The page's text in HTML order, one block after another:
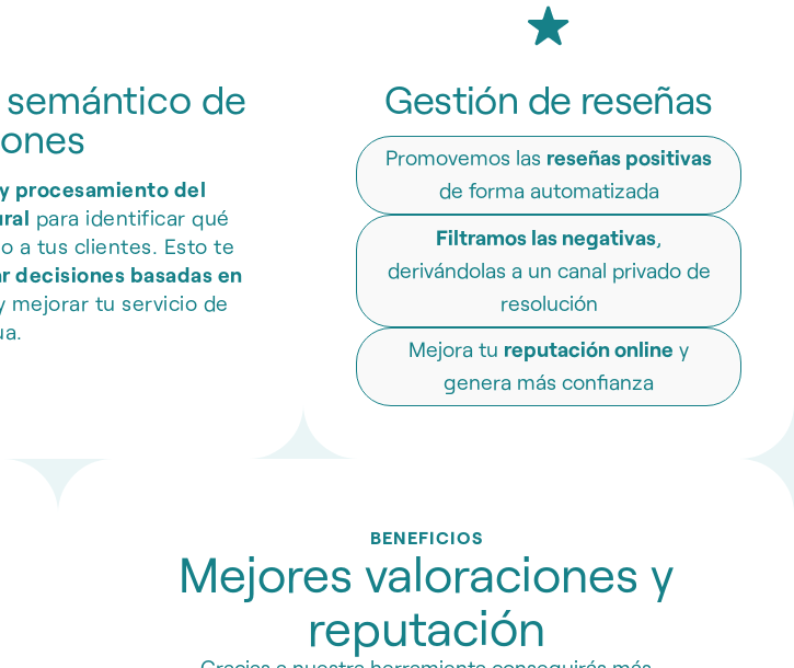
semántico de
procesamiento del
para identificar qué
a tus clientes. Esto te
decisiones basadas en
mejorar tu servicio de
Gestión de reseñas
Promovemos las reseñas positivas
de forma automatizada
Filtramos las negativas,
derivándolas a un canal privado de
resolución
Mejora tu reputación online y
genera más confianza
BENEFICIOS
Mejores valoraciones y
reputación